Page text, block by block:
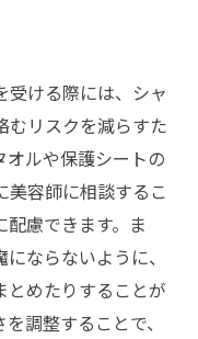
受ける際には、シャ
むリスクを減らすた
オルや保護シートの
美容師に相談するこ
慮できます。ま
ならないように、
とめたりすることが
調整することで、